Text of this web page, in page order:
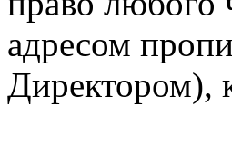
адресом
Директором),